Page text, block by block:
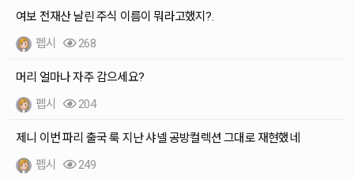
여보 전재산 날린 주식 이름이 뭐라고했지?.
펩시
268
머리 얼마나 자주 감으세요?
펩시
204
제니 이번 파리 출국 룩 지난 샤넬 공방컬렉션 그대로 재현했네
펩시
249